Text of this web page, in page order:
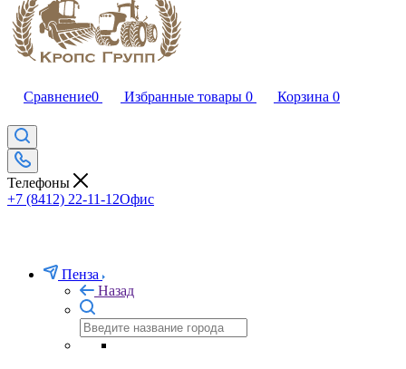
Сравнение0 Избранные товары 0 Корзина 0
Телефоны
+7 (8412) 22-11-12Офис
Пенза
Назад